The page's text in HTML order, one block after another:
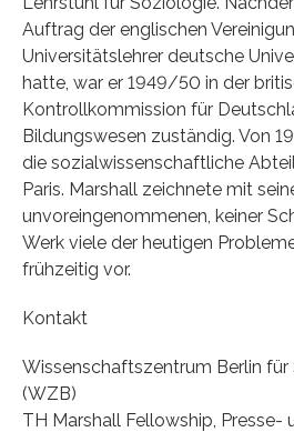
Auftrag der englischen
Universitätslehrer deutsche
hatte, war er 1949/50 in der
Kontrollkommission für
Bildungswesen zuständig. Von
die sozialwissenschaftliche
Paris. Marshall zeichnete mit
unvoreingenommenen, keiner
Werk viele der heutigen
frühzeitig vor.
Kontakt
Wissenschaftszentrum Berlin
(WZB)
TH Marshall Fellowship, Presse-